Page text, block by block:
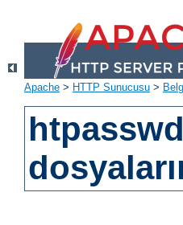
Apache > HTTP Sunucusu >